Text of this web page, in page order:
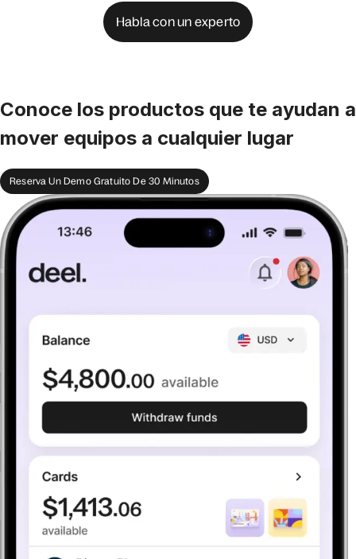
Habla con un experto
Conoce los productos que te ayudan a
mover equipos a cualquier lugar
Reserva Un Demo Gratuito De 30 Minutos